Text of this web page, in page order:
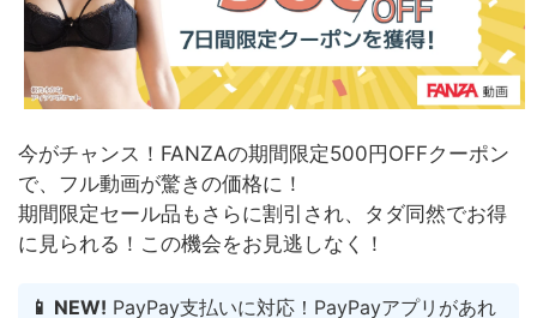
今がチャンス！FANZAの期間限定500円OFFクーポン
で、フル動画が驚きの価格に！
期間限定セール品もさらに割引され、タダ同然でお得
に見られる！ この機会をお見逃しなく！
📱 NEW! PayPay支払いに対応！PayPayアプリがあれ